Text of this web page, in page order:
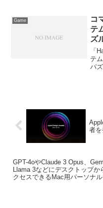
Game
コ
テ
ズ
と
「
テ
パ
者を
GPT-4oやClaude 3 Opus、
Llama 3などにデスクトップか
クセスできるMac用パーソナル